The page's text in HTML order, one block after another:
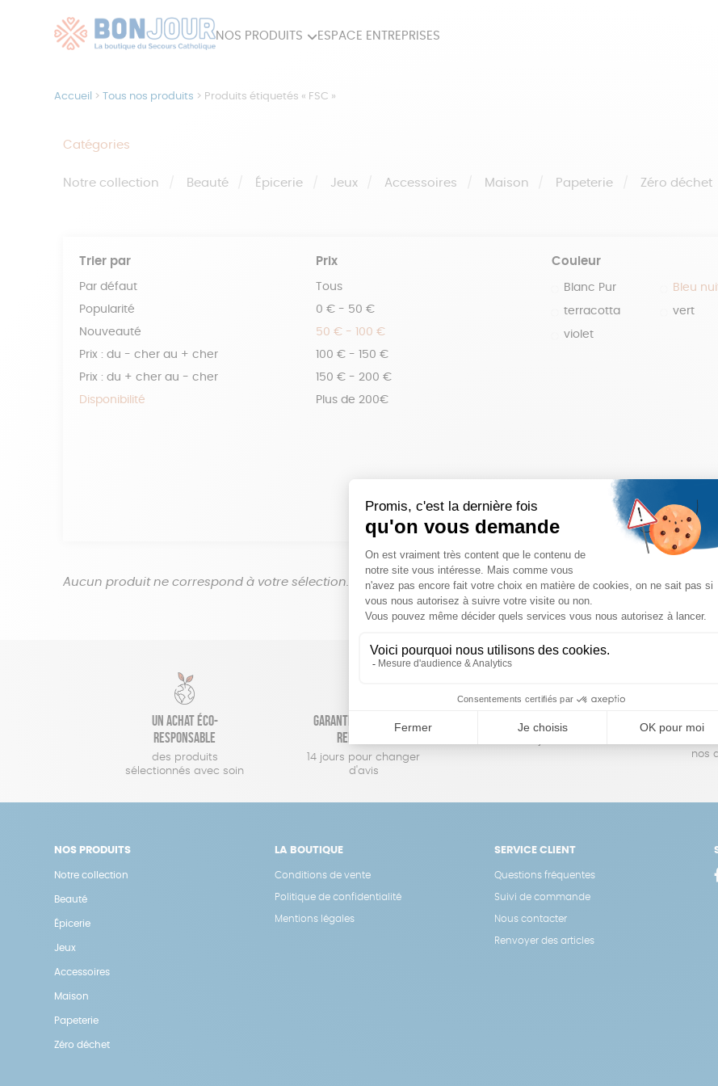
NOS PRODUITS ESPACE ENTREPRISES
Accueil >Tous nos produits > Produits étiquetés « FSC »
Catégories
Notre collection Beauté Épicerie Jeux Accessoires Maison Papeterie Zéro déchet
Trier par
Par défaut
Popularité
Nouveauté
Prix : du - cher au + cher
Prix : du + cher au - cher
Disponibilité
Prix
Tous
0 € - 50 €
50 € - 100 €
100 € - 150 €
150 € - 200 €
Plus de 200€
Couleur
Blanc Pur Bleu
terracotta vert
violet
Aucun produit ne correspond à votre sélection.
Un achat éco-
responsable
des produits
sélectionnés avec soin
Garantie satisfait ou
remboursé
14 jours pour changer
d'avis
Livraison
Vos
nos
NOS PRODUITS
Notre collection
Beauté
Épicerie
Jeux
Accessoires
Maison
Papeterie
Zéro déchet
LA BOUTIQUE
Conditions de vente
Politique de confidentialité
Mentions légales
SERVICE CLIENT
Questions fréquentes
Suivi de commande
Nous contacter
Renvoyer des articles